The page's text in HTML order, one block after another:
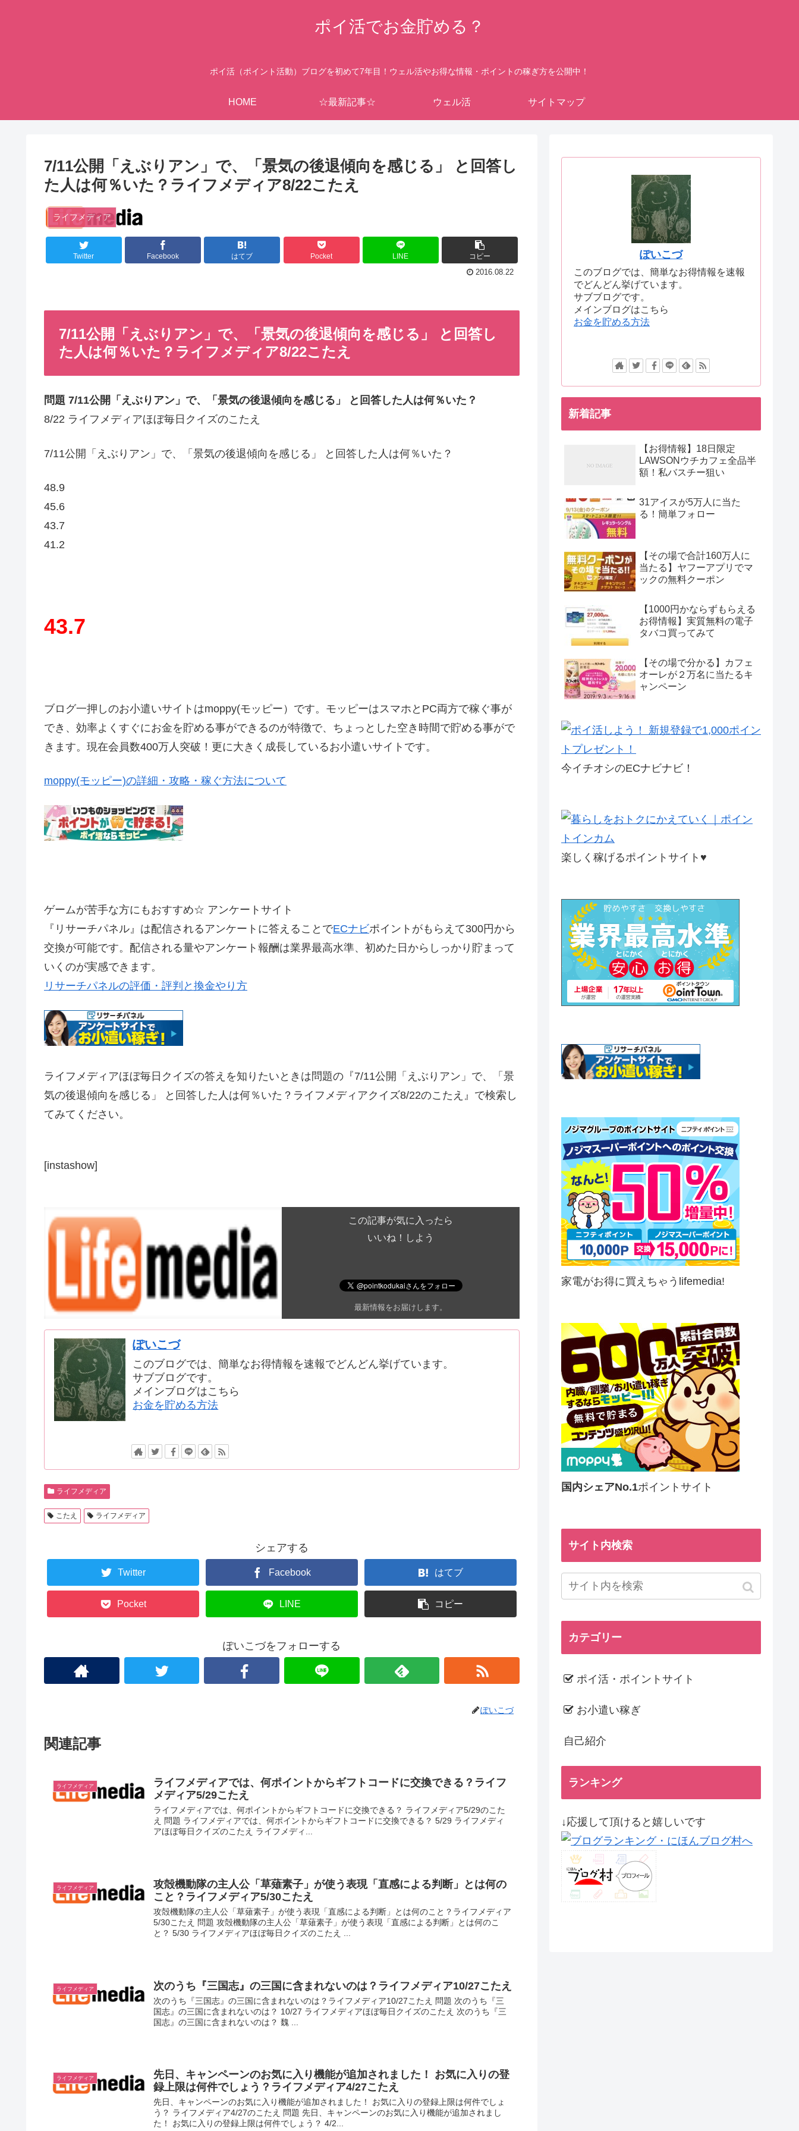
ポイ活でお金貯める？
ポイ活（ポイント活動）ブログを初めて7年目！ウェル活やお得な情報・ポイントの稼ぎ方を公開中！
HOME ☆最新記事☆ ウェル活 サイトマップ
7/11公開「えぶりアン」で、「景気の後退傾向を感じる」 と回答し
た人は何％いた？ライフメディア8/22こたえ
ライフメディア
Twitter Facebook はてブ Pocket LINE
コピー
2016.08.22
7/11公開「えぶりアン」で、「景気の後退傾向を感じる」 と回答し
た人は何％いた？ライフメディア8/22こたえ
問題 7/11公開「えぶりアン」で、「景気の後退傾向を感じる」 と回答した人は何％いた？
8/22 ライフメディアほぼ毎日クイズのこたえ
7/11公開「えぶりアン」で、「景気の後退傾向を感じる」 と回答した人は何％いた？
48.9
45.6
43.7
41.2
43.7
ブログ一押しのお小遣いサイトはmoppy(モッピー）です。モッピーはスマホとPC両方で稼ぐ事が
でき、効率よくすぐにお金を貯める事ができるのが特徴で、ちょっとした空き時間で貯める事がで
きます。現在会員数400万人突破！更に大きく成長しているお小遣いサイトです。
moppy(モッピー)の詳細・攻略・稼ぐ方法について
ゲームが苦手な方にもおすすめ☆ アンケートサイト
『リサーチパネル』は配信されるアンケートに答えることでECナビポイントがもらえて300円から
交換が可能です。配信される量やアンケート報酬は業界最高水準、初めた日からしっかり貯まって
いくのが実感できます。
リサーチパネルの評価・評判と換金やり方
ライフメディアほぼ毎日クイズの答えを知りたいときは問題の『7/11公開「えぶりアン」で、「景
気の後退傾向を感じる」 と回答した人は何％いた？ライフメディアクイズ8/22のこたえ』で検索し
てみてください。
[instashow]
この記事が気に入ったら
いいね！しよう
最新情報をお届けします。
ぽいこづ
このブログでは、簡単なお得情報を速報でどんどん挙げています。
サブブログです。
メインブログはこちら
お金を貯める方法
ライフメディア
こたえ ライフメディア
シェアする
Twitter Facebook はてブ
Pocket LINE コピー
ぽいこづをフォローする
ぽいこづ
関連記事
ライフメディア
ライフメディアでは、何ポイントからギフトコードに交換できる？ライフ
メディア5/29こたえ
ライフメディアでは、何ポイントからギフトコードに交換できる？ ライフメディア5/29のこた
え 問題 ライフメディアでは、何ポイントからギフトコードに交換できる？ 5/29 ライフメディ
アほぼ毎日クイズのこたえ ライフメディ...
ライフメディア
攻殻機動隊の主人公「草薙素子」が使う表現「直感による判断」とは何の
こと？ライフメディア5/30こたえ
攻殻機動隊の主人公「草薙素子」が使う表現「直感による判断」とは何のこと？ライフメディア
5/30こたえ 問題 攻殻機動隊の主人公「草薙素子」が使う表現「直感による判断」とは何のこ
と？ 5/30 ライフメディアほぼ毎日クイズのこたえ ...
ライフメディア 次のうち『三国志』の三国に含まれないのは？ライフメディア10/27こたえ
次のうち『三国志』の三国に含まれないのは？ライフメディア10/27こたえ 問題 次のうち『三
国志』の三国に含まれないのは？ 10/27 ライフメディアほぼ毎日クイズのこたえ 次のうち『三
国志』の三国に含まれないのは？ 魏 ...
ライフメディア
先日、キャンペーンのお気に入り機能が追加されました！ お気に入りの登
録上限は何件でしょう？ライフメディア4/27こたえ
先日、キャンペーンのお気に入り機能が追加されました！ お気に入りの登録上限は何件でしょ
う？ ライフメディア4/27のこたえ 問題 先日、キャンペーンのお気に入り機能が追加されまし
た！ お気に入りの登録上限は何件でしょう？ 4/2...
ぽいこづ
このブログでは、簡単なお得情報を速報
でどんどん挙げています。
サブブログです。
メインブログはこちら
お金を貯める方法
新着記事
【お得情報】18日限定
LAWSONウチカフェ全品半
額！私バスチー狙い
31アイスが5万人に当た
る！簡単フォロー
【その場で合計160万人に
当たる】ヤフーアプリでマ
ックの無料クーポン
【1000円かならずもらえる
お得情報】実質無料の電子
タバコ買ってみて
【その場で分かる】カフェ
オーレが２万名に当たるキ
ャンペーン
今イチオシのECナビナビ！
楽しく稼げるポイントサイト♥
家電がお得に買えちゃうlifemedia!
国内シェアNo.1ポイントサイト
サイト内検索
カテゴリー
ポイ活・ポイントサイト
お小遣い稼ぎ
自己紹介
ランキング
↓応援して頂けると嬉しいです